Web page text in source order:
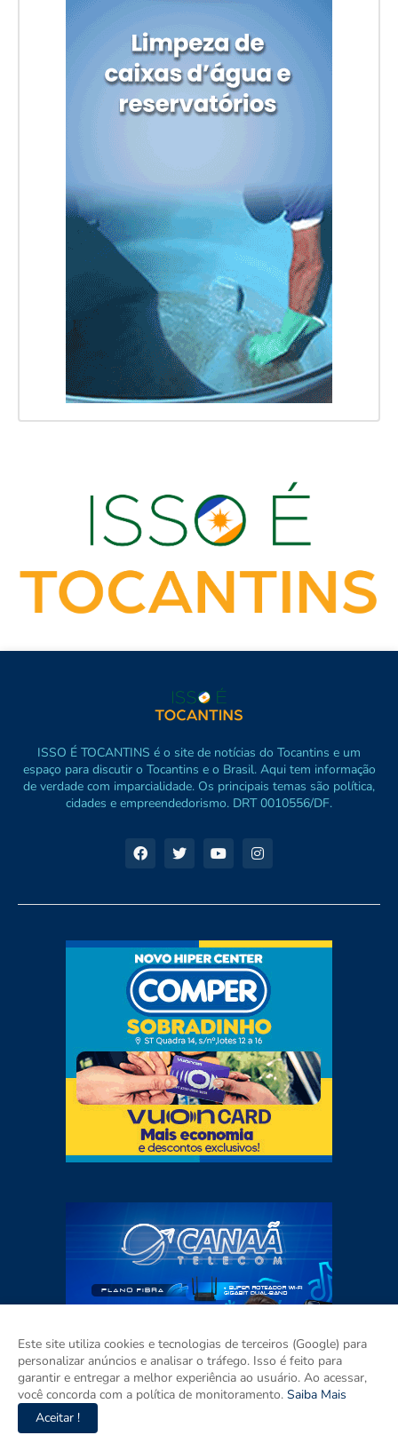
ISSO É TOCANTINS é o site de notícias do Tocantins e um
espaço para discutir o Tocantins e o Brasil. Aqui tem informação
de verdade com imparcialidade. Os principais temas são política,
cidades e empreendedorismo. DRT 0010556/DF.
Este site utiliza cookies e tecnologias de terceiros (Google) para
personalizar anúncios e analisar o tráfego. Isso é feito para
garantir e entregar a melhor experiência ao usuário. Ao acessar,
você concorda com a política de monitoramento. Saiba Mais
Aceitar !